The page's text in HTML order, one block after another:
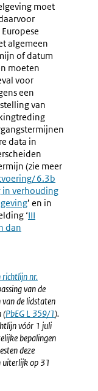
moet
algemeen
of datum
moeten
voor
een
van
data in
(zie meer
/ 6.3b
in verhouding
’ en in
‘III
dan
nr.
van de
de lidstaten
(Externe
link:
PbEG L 359/1).
vóór 1 juli
bepalingen
deze
uiterlijk op 31